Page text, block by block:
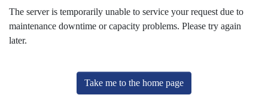
The server is temporarily unable to service your request due to
maintenance downtime or capacity problems. Please try again
later.
Take me to the home page